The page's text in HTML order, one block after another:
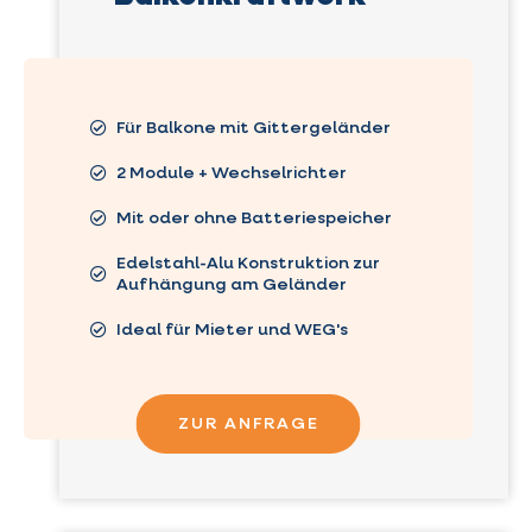
Für Balkone mit Gittergeländer
2 Module + Wechselrichter
Mit oder ohne Batteriespeicher
Edelstahl-Alu Konstruktion zur
Aufhängung am Geländer
Ideal für Mieter und WEG's
ZUR ANFRAGE